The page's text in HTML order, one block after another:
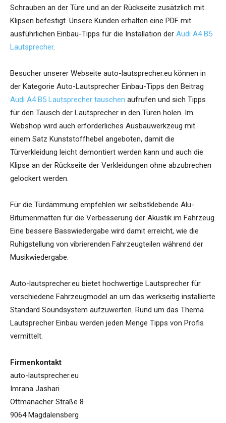
Schrauben an der Türe und an der Rückseite zusätzlich mit
Klipsen befestigt. Unsere Kunden erhalten eine PDF mit
ausführlichen Einbau-Tipps für die Installation der Audi A4 B5
Lautsprecher.
Besucher unserer Webseite auto-lautsprecher.eu können in
der Kategorie Auto-Lautsprecher Einbau-Tipps den Beitrag
Audi A4 B5 Lautsprecher tauschen aufrufen und sich Tipps
für den Tausch der Lautsprecher in den Türen holen. Im
Webshop wird auch erforderliches Ausbauwerkzeug mit
einem Satz Kunststoffhebel angeboten, damit die
Türverkleidung leicht demontiert werden kann und auch die
Klipse an der Rückseite der Verkleidungen ohne abzubrechen
gelockert werden.
Für die Türdämmung empfehlen wir selbstklebende Alu-
Bitumenmatten für die Verbesserung der Akustik im Fahrzeug.
Eine bessere Basswiedergabe wird damit erreicht, wie die
Ruhigstellung von vibrierenden Fahrzeugteilen während der
Musikwiedergabe.
Auto-lautsprecher.eu bietet hochwertige Lautsprecher für
verschiedene Fahrzeugmodel an um das werkseitig installierte
Standard Soundsystem aufzuwerten. Rund um das Thema
Lautsprecher Einbau werden jeden Menge Tipps von Profis
vermittelt.
Firmenkontakt
auto-lautsprecher.eu
Imrana Jashari
Ottmanacher Straße 8
9064 Magdalensberg